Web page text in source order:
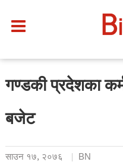
गण्डकी प्रदेशका
बजेट
साउन १७, २०७६ BN